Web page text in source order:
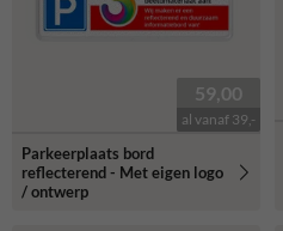
59,00
al vanaf 39,-
Parkeerplaats bord
reflecterend - Met eigen logo
/ ontwerp